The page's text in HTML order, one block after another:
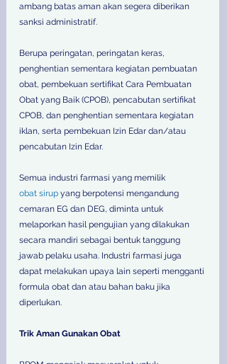
ambang batas aman akan segera diberikan
sanksi administratif.
Berupa peringatan, peringatan keras,
penghentian sementara kegiatan pembuatan
obat, pembekuan sertifikat Cara Pembuatan
Obat yang Baik (CPOB), pencabutan sertifikat
CPOB, dan penghentian sementara kegiatan
iklan, serta pembekuan Izin Edar dan/atau
pencabutan Izin Edar.
Semua industri farmasi yang memilik
obat sirup yang berpotensi mengandung
cemaran EG dan DEG, diminta untuk
melaporkan hasil pengujian yang dilakukan
secara mandiri sebagai bentuk tanggung
jawab pelaku usaha. Industri farmasi juga
dapat melakukan upaya lain seperti mengganti
formula obat dan atau bahan baku jika
diperlukan.
Trik Aman Gunakan Obat